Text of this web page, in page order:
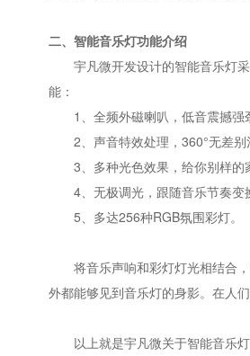
二、智能音乐灯功能介绍
宇凡微开发设计的智能音乐灯
能：
1、全频外磁喇叭，低音震撼强
2、声音特效处理，360°无差别
3、多种光色效果，给你别样的
4、无极调光，跟随音乐节奏变
5、多达256种RGB氛围彩灯。
将音乐声响和彩灯灯光相结合，
外都能够见到音乐灯的身影。在人
以上就是宇凡微关于智能音乐灯